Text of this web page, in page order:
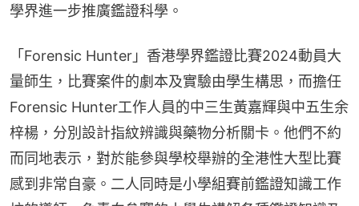
學界進一步推廣鑑證科學。
「Forensic Hunter」香港學界鑑證比賽2024動員大
量師生，比賽案件的劇本及實驗由學生構思，而擔任
Forensic Hunter工作人員的中三生黃嘉輝與中五生余
梓楊，分別設計指紋辨識與藥物分析關卡。他們不約
而同地表示，對於能參與學校舉辦的全港性大型比賽
感到非常自豪。二人同時是小學組賽前鑑證知識工作